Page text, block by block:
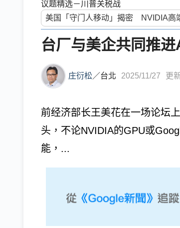
议题精选－川普关税战
台厂与美企共同推
庄衍松 ／台北 2025/11/27 更
前经济部长王美花在一场论坛
头，不论NVIDIA的GPU或
能，...